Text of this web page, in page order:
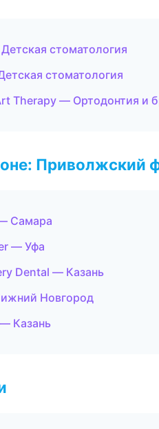
стоматология
стоматология
Therapy — Ортодонтия и
Приволжский
Самара
— Уфа
Dental — Казань
Новгород
Казань